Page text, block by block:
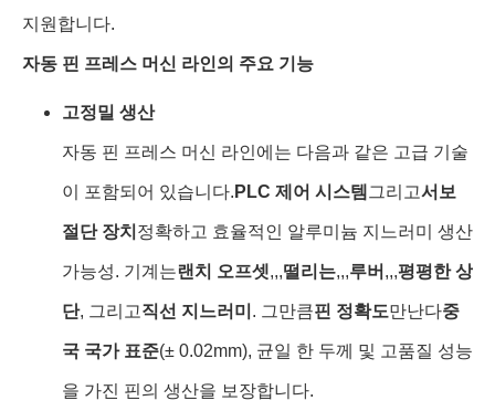
지원합니다.
자동 핀 프레스 머신 라인의 주요 기능
고정밀 생산
자동 핀 프레스 머신 라인에는 다음과 같은 고급 기술
이 포함되어 있습니다. PLC 제어 시스템 그리고서보
절단 장치 정확하고 효율적인 알루미늄 지느러미 생산
가능성. 기계는랜치 오프셋,,,떨리는,,,루버 ,,,평평한 상
단, 그리고직선 지느러미 . 그만큼핀 정확도만난다중
국 국가 표준(± 0.02mm), 균일 한 두께 및 고품질 성능
을 가진 핀의 생산을 보장합니다.